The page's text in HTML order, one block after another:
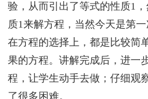
验，从而引出了等式的性质1
质1来解方程，当然今天是第
在方程的选择上，都是比较简
果的方程。讲解完成后，进一
程，让学生动手去做；仔细观
了很多困难。